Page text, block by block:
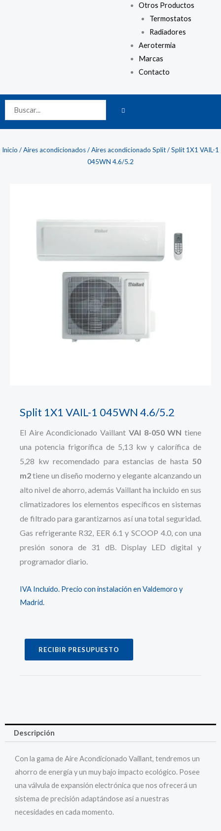
Otros Productos
Termostatos
Radiadores
Aerotermia
Marcas
Contacto
Buscar
Inicio /Aires acondicionados/Aires acondicionado Split/ Split 1X1 VAIL-1
045WN 4.6/5.2
Split 1X1 VAIL-1 045WN 4.6/5.2
El Aire Acondicionado Vaillant VAI 8-050 WNtiene
una potencia frigorífica de 5,13 kw y calorífica de
5,28 kw recomendado para estancias de hasta 50
m2tiene un diseño moderno y elegante alcanzando un
alto nivel de ahorro, además Vaillant ha incluido en sus
climatizadores los elementos específicos en sistemas
de filtrado para garantizarnos así una total seguridad.
Gas refrigerante R32, EER 6.1 y SCOOP 4.0, con una
presión sonora de 31 dB. Display LED digital y
programador diario.
IVA Incluído. Precio con instalación en Valdemoro y
Madrid.
RECIBIR PRESUPUESTO
Descripción
Con la gama de Aire Acondicionado Vaillant, tendremos un
ahorro de energía y un muy bajo impacto ecológico. Posee
una válvula de expansión electrónica que nos ofrecerá un
sistema de precisión adaptándose así a nuestras
necesidades en cada momento.